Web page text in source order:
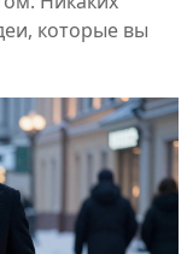
которые вы